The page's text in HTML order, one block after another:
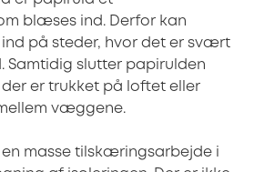
blæses ind. Derfor kan
på steder, hvor det er svært
Samtidig slutter papirulden
er trukket på loftet eller
væggene.
en masse tilskæringsarbejde i